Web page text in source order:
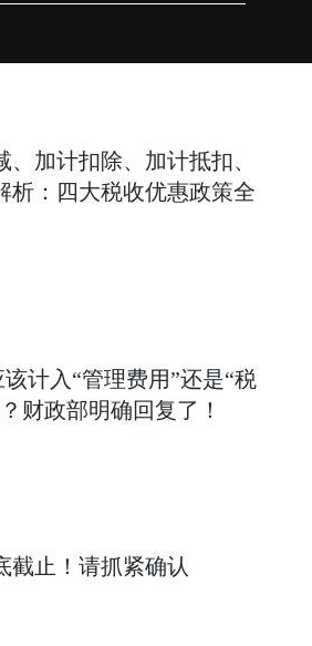
、加计扣除、加计抵扣、
析：四大税收优惠政策全
计入“管理费用”还是“税
财政部明确回复了！
截止！请抓紧确认